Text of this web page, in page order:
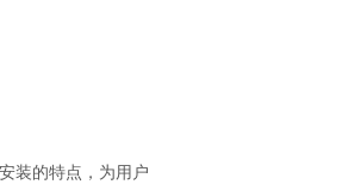
装的特点，为用户